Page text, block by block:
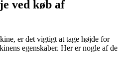
ved køb af
er det vigtigt at tage højde for
egenskaber. Her er nogle af de